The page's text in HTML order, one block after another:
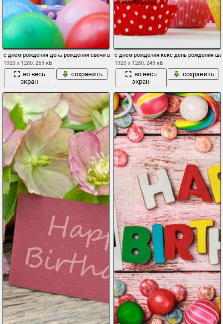
с днем рождения день рождения свечи шары
1920 x 1280, 269 кБ
во весь
экран
сохранить
с днем рождения кекс день рождения
1920 x 1280, 243 кБ
во весь
экран
сохранить